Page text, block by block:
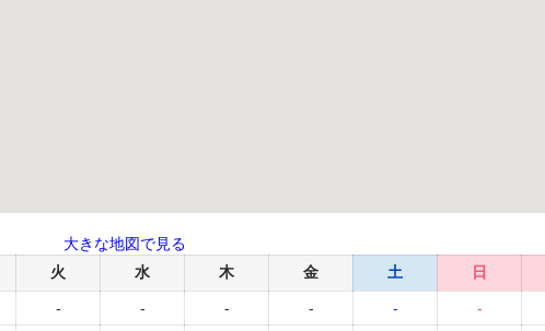
大きな地図で見る
火 水 木 金 土 日
- - - - - -